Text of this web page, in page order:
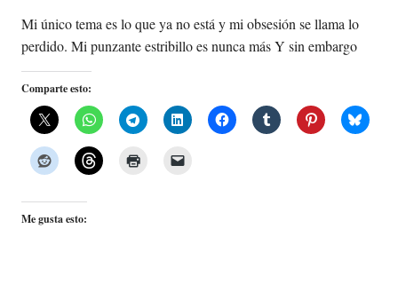
Mi único tema es lo que ya no está y mi obsesión se llama lo
perdido. Mi punzante estribillo es nunca más Y sin embargo
Comparte esto:
Me gusta esto: